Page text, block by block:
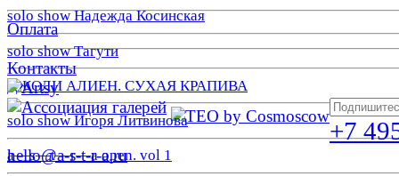
solo show Надежда Косинская
solo show Тагути
ДЖОЛИ АЛИЕН. СУХАЯ КРАПИВА
solo show Игоря Литвинова
a—s—t—r—a open. vol 1
Оплата
Контакты
+7
hello@a-s-t-r-a.ru